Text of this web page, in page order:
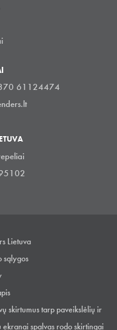
61124474
Lietuva
sąlygos
skirtumus tarp paveikslėlių ir
spalvas rodo skirtingai